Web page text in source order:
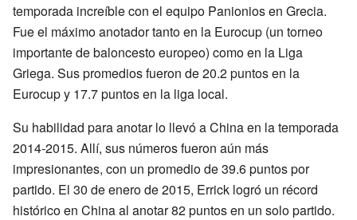
temporada increíble con el equipo Panionios en Grecia.
Fue el máximo anotador tanto en la Eurocup (un torneo
importante de baloncesto europeo) como en la Liga
Griega. Sus promedios fueron de 20.2 puntos en la
Eurocup y 17.7 puntos en la liga local.
Su habilidad para anotar lo llevó a China en la temporada
2014-2015. Allí, sus números fueron aún más
impresionantes, con un promedio de 39.6 puntos por
partido. El 30 de enero de 2015, Errick logró un récord
histórico en China al anotar 82 puntos en un solo partido.